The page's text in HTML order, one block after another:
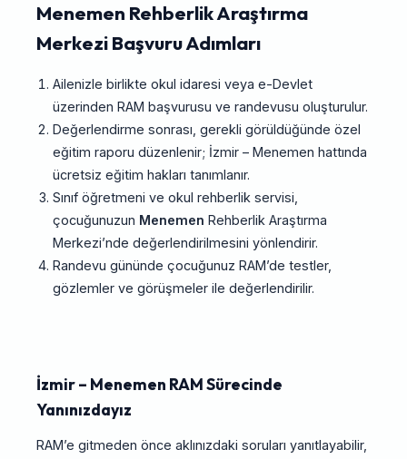
Menemen Rehberlik Araştırma
Merkezi Başvuru Adımları
Ailenizle birlikte okul idaresi veya e-Devlet
üzerinden RAM başvurusu ve randevusu oluşturulur.
Değerlendirme sonrası, gerekli görüldüğünde özel
eğitim raporu düzenlenir; İzmir – Menemen hattında
ücretsiz eğitim hakları tanımlanır.
Sınıf öğretmeni ve okul rehberlik servisi,
çocuğunuzun Menemen Rehberlik Araştırma
Merkezi’nde değerlendirilmesini yönlendirir.
Randevu gününde çocuğunuz RAM’de testler,
gözlemler ve görüşmeler ile değerlendirilir.
İzmir – Menemen RAM Sürecinde
Yanınızdayız
RAM’e gitmeden önce aklınızdaki soruları yanıtlayabilir,